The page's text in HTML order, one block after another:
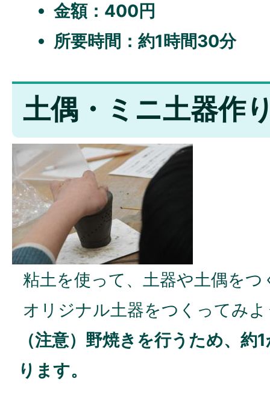
金額：400円
所要時間：約1時間30分
土偶・ミニ土器作
粘土を使って、土器や土偶をつ
オリジナル土器をつくってみ
（注意）野焼きを行うため、約
ります。